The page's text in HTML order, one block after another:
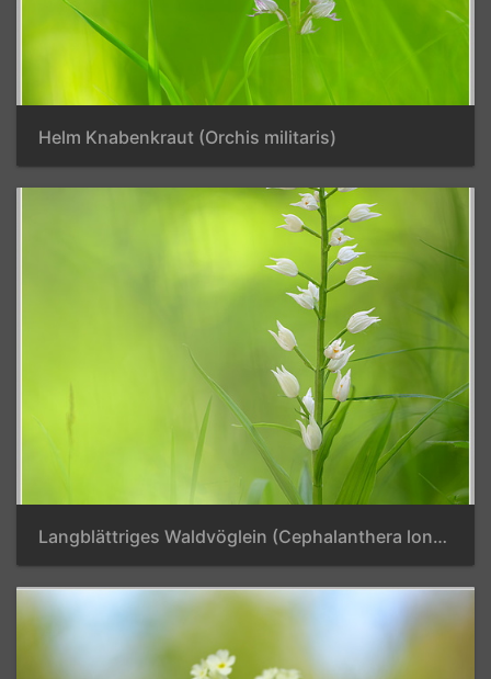
Helm Knabenkraut (Orchis militaris)
Langblättriges Waldvöglein (Cephalanthera longifolia)